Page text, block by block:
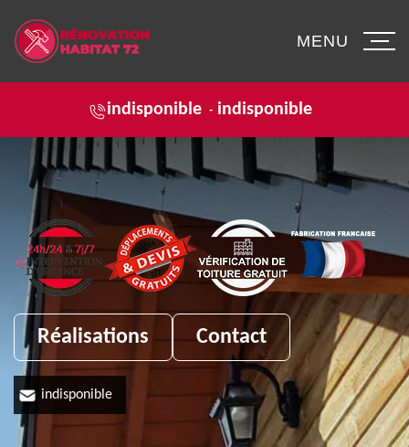
indisponible - indisponible
MENU
Réalisations Contact
indisponible